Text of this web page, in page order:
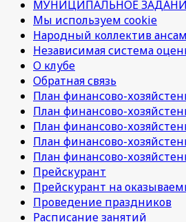
МУНИЦИПАЛЬНОЕ
Мы используем cookie
Народный коллектив
Независимая система
О клубе
Обратная связь
План финансово-
План финансово-
План финансово-
План финансово-
План финансово-
Прейскурант
Прейскурант на
Проведение праздников
Расписание занятий